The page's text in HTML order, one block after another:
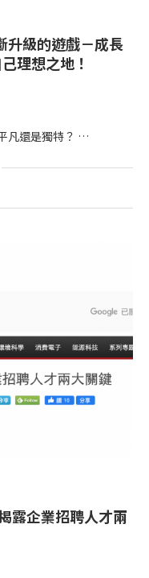
升級的遊戲－成長
理想之地！
凡還是獨特？ …
露企業招聘人才兩